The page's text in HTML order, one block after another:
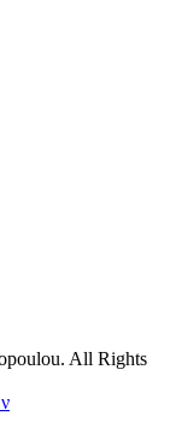
All Rights